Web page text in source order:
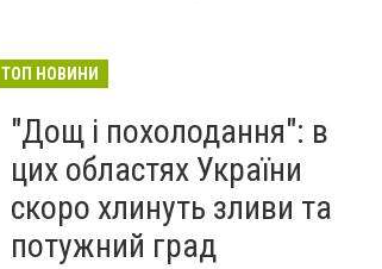
вдома газ, дали час до 15
інформація про оплату
рахунків, що незабаром
Вчора
ТОП НОВИНИ
"Дощ і похолодання": в
цих областях України
скоро хлинуть зливи та
потужний град